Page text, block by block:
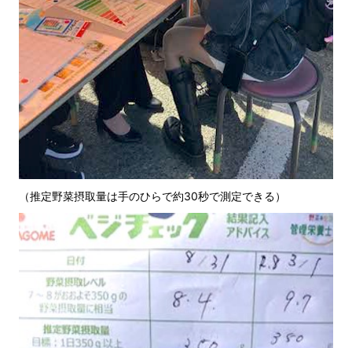
（推定野菜摂取量は手のひらで約30秒で測定できる）